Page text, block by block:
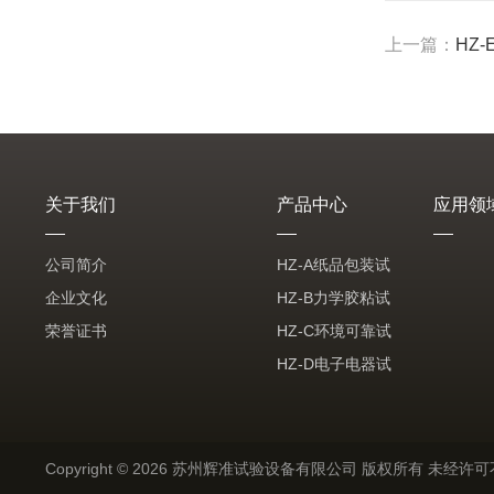
上一篇： HZ-
关于我们
公司简介
企业文化
荣誉证书
产品中心
HZ-A纸品包装试
验机
HZ-B力学胶粘试
验机
HZ-C环境可靠试
验机
HZ-D电子电器试
应用领
Copyright © 2026 苏州辉准试验设备有限公司 版权所有 未经许可